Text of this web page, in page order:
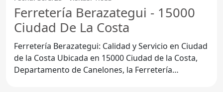
Ferretería Berazategui - 15000
Ciudad De La Costa
Ferretería Berazategui: Calidad y Servicio en Ciudad
de la Costa Ubicada en 15000 Ciudad de la Costa,
Departamento de Canelones, la Ferretería